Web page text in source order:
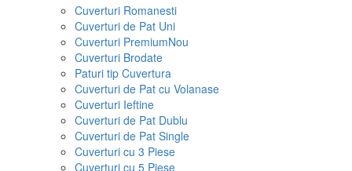
Cuverturi Romanesti
Cuverturi de Pat Uni
Cuverturi PremiumNou
Cuverturi Brodate
Paturi tip Cuvertura
Cuverturi de Pat cu Volanase
Cuverturi Ieftine
Cuverturi de Pat Dublu
Cuverturi de Pat Single
Cuverturi cu 3 Piese
Cuverturi cu 5 Piese